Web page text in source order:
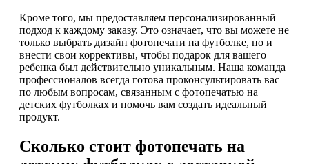
Кроме того, мы предоставляем персонализированный
подход к каждому заказу. Это означает, что вы можете не
только выбрать дизайн фотопечати на футболке, но и
внести свои коррективы, чтобы подарок для вашего
ребенка был действительно уникальным. Наша команда
профессионалов всегда готова проконсультировать вас
по любым вопросам, связанным с фотопечатью на
детских футболках и помочь вам создать идеальный
продукт.
Сколько стоит фотопечать на